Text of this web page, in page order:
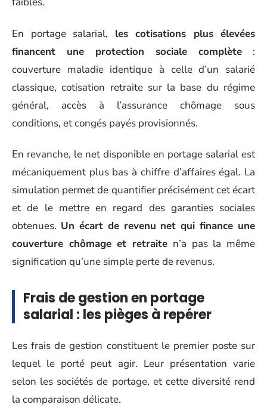
En portage salarial, les cotisations plus élevées
financent une protection sociale complète :
couverture maladie identique à celle d’un salarié
classique, cotisation retraite sur la base du régime
général, accès à l’assurance chômage sous
conditions, et congés payés provisionnés.
En revanche, le net disponible en portage salarial est
mécaniquement plus bas à chiffre d’affaires égal. La
simulation permet de quantifier précisément cet écart
et de le mettre en regard des garanties sociales
obtenues. Un écart de revenu net qui finance une
couverture chômage et retraite n’a pas la même
signification qu’une simple perte de revenus.
Frais de gestion en portage
salarial : les pièges à repérer
Les frais de gestion constituent le premier poste sur
lequel le porté peut agir. Leur présentation varie
selon les sociétés de portage, et cette diversité rend
la comparaison délicate.